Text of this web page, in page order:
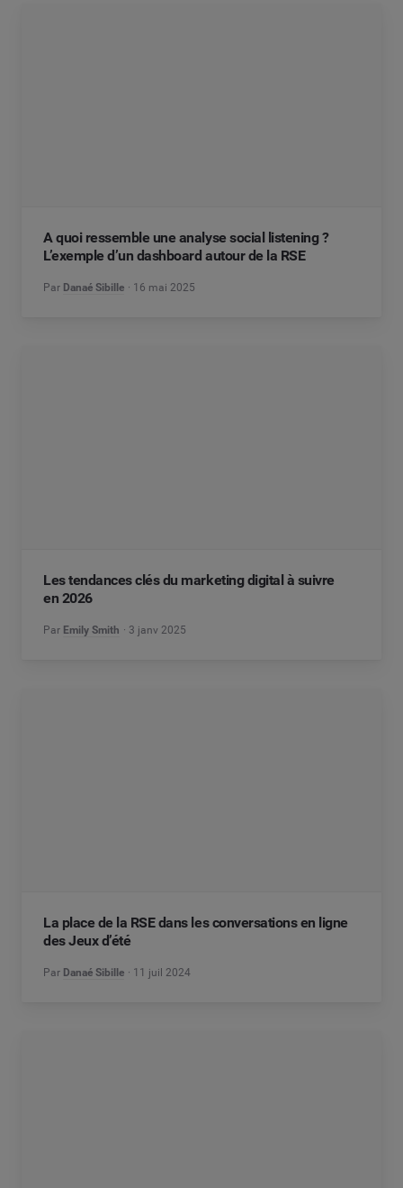
A quoi ressemble une analyse social listening ?
L’exemple d’un dashboard autour de la RSE
Par Danaé Sibille 16 mai 2025
Les tendances clés du marketing digital à suivre
en 2026
Par Emily Smith 3 janv 2025
La place de la RSE dans les conversations en ligne
des Jeux d’été
Par Danaé Sibille 11 juil 2024